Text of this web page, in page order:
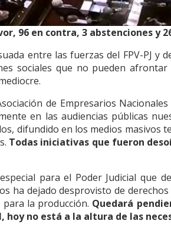
96 en contra, 3 abstenciones
entre las fuerzas del FPV-PJ y
sociales que no pueden
de Empresarios
en las audiencias públicas
difundido en los medios masivos
Todas iniciativas que fueron
para el Poder Judicial que
ha dejado desprovisto de
la producción. Quedará
hoy no está a la altura de las